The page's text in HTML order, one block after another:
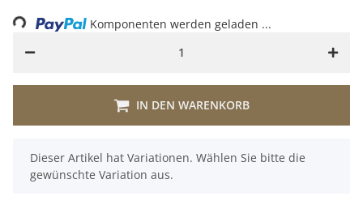
IN DEN WARENKORB
Loading... Komponenten werden geladen ...
x
Dieser Artikel hat Variationen. Wählen Sie bitte die
gewünschte Variation aus.